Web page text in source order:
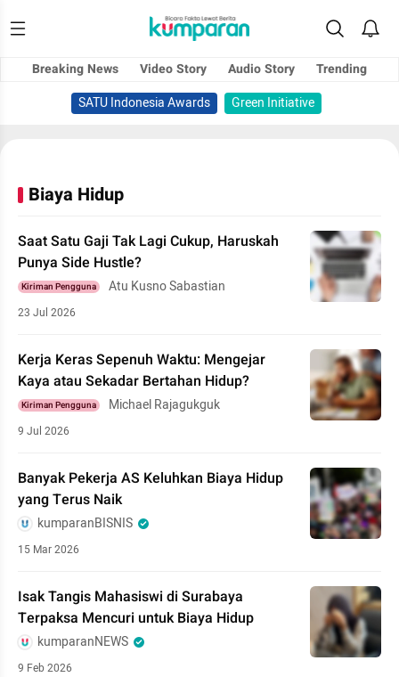
Breaking News Video Story Audio Story
Trending
SATU Indonesia Awards
Green Initiative
Biaya Hidup
Saat Satu Gaji Tak Lagi Cukup, Haruskah
Punya Side Hustle?
Kiriman Pengguna Atu Kusno Sabastian
23 Jul 2026
Kerja Keras Sepenuh Waktu: Mengejar
Kaya atau Sekadar Bertahan Hidup?
Kiriman Pengguna Michael Rajagukguk
9 Jul 2026
Banyak Pekerja AS Keluhkan Biaya Hidup
yang Terus Naik
kumparanBISNIS
15 Mar 2026
Isak Tangis Mahasiswi di Surabaya
Terpaksa Mencuri untuk Biaya Hidup
kumparanNEWS
9 Feb 2026